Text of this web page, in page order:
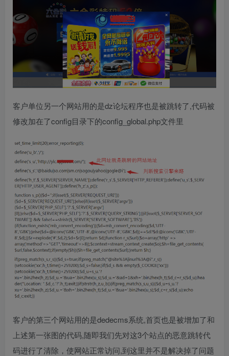
客户单位另一个网站用的是dz论坛程序也是被跳转了,代码被
修改加在了config目录下的config_global.php文件里
客户的第三个网站用的是dedecms系统,首页也是被增加了和
上述第一张图的代码,随即我们先对这3个站点的恶意跳转代
码进行了清除，使网站正常访问,到这里并不是解决掉了问题